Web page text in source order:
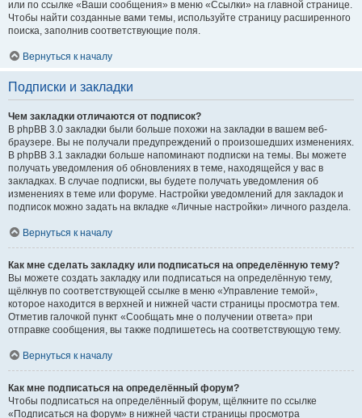
или по ссылке «Ваши сообщения» в меню «Ссылки» на главной странице.
Чтобы найти созданные вами темы, используйте страницу расширенного
поиска, заполнив соответствующие поля.
Вернуться к началу
Подписки и закладки
Чем закладки отличаются от подписок?
В phpBB 3.0 закладки были больше похожи на закладки в вашем веб-
браузере. Вы не получали предупреждений о произошедших изменениях.
В phpBB 3.1 закладки больше напоминают подписки на темы. Вы можете
получать уведомления об обновлениях в теме, находящейся у вас в
закладках. В случае подписки, вы будете получать уведомления об
изменениях в теме или форуме. Настройки уведомлений для закладок и
подписок можно задать на вкладке «Личные настройки» личного раздела.
Вернуться к началу
Как мне сделать закладку или подписаться на определённую тему?
Вы можете создать закладку или подписаться на определённую тему,
щёлкнув по соответствующей ссылке в меню «Управление темой»,
которое находится в верхней и нижней части страницы просмотра тем.
Отметив галочкой пункт «Сообщать мне о получении ответа» при
отправке сообщения, вы также подпишетесь на соответствующую тему.
Вернуться к началу
Как мне подписаться на определённый форум?
Чтобы подписаться на определённый форум, щёлкните по ссылке
«Подписаться на форум» в нижней части страницы просмотра